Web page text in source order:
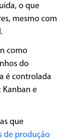
o que
mesmo com
como
do
é controlada
Kanban e
que
de produção